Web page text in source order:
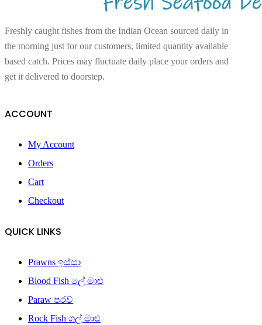
Freshly caught fishes from the Indian Ocean sourced daily in
the morning just for our customers, limited quantity available
based catch. Prices may fluctuate daily place your orders and
get it delivered to doorstep.
ACCOUNT
My Account
Orders
Cart
Checkout
QUICK LINKS
Prawns ඉස්සා
Blood Fish ලේ මාළු
Paraw පරව්
Rock Fish ගල් මාළු